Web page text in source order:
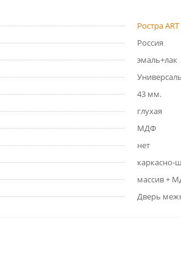
Ростра
Россия
эмаль+лак
43 мм.
глухая
МДФ
нет
каркасно-
массив +
Дверь